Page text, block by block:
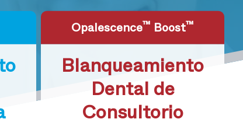
Opalescence™ Boost™
Blanqueamiento
Dental de
Consultorio